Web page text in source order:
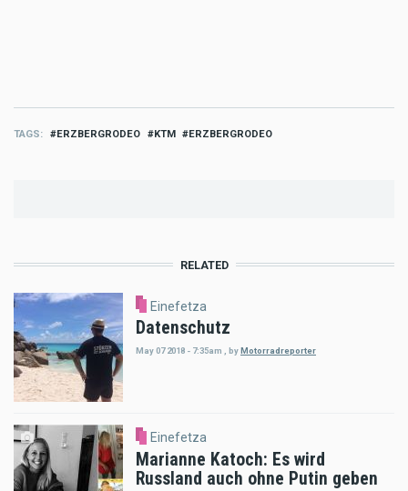
TAGS ERZBERGRODEO KTM ERZBERGRODEO
RELATED
Einefetza
Datenschutz
May 07 2018 - 7:35am byMotorradreporter
Einefetza
Marianne Katoch: Es wird
Russland auch ohne Putin geben